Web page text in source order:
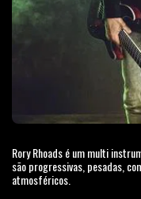
Rory Rhoads é um multi
são progressivas, pesadas,
atmosféricos.